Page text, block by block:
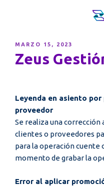
PUBLICADO
EL
MARZO 15, 2023
Zeus
Leyenda en asiento
proveedor
Se realiza una corrección
clientes o proveedores
para la operación cuente
momento de grabar la
Error al aplicar